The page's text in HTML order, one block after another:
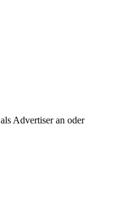
Advertiser an oder